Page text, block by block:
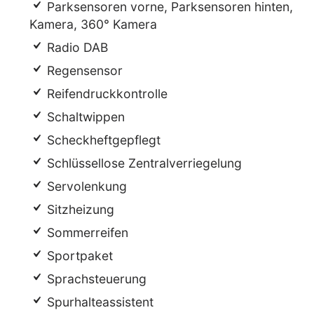
Parksensoren vorne, Parksensoren hinten,
Kamera, 360° Kamera
Radio DAB
Regensensor
Reifendruckkontrolle
Schaltwippen
Scheckheftgepflegt
Schlüssellose Zentralverriegelung
Servolenkung
Sitzheizung
Sommerreifen
Sportpaket
Sprachsteuerung
Spurhalteassistent